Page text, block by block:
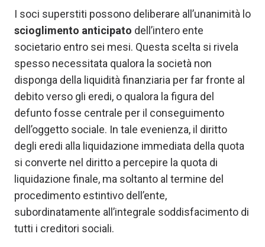
I soci superstiti possono deliberare all’unanimità lo
scioglimento anticipato dell’intero ente
societario entro sei mesi. Questa scelta si rivela
spesso necessitata qualora la società non
disponga della liquidità finanziaria per far fronte al
debito verso gli eredi, o qualora la figura del
defunto fosse centrale per il conseguimento
dell’oggetto sociale. In tale evenienza, il diritto
degli eredi alla liquidazione immediata della quota
si converte nel diritto a percepire la quota di
liquidazione finale, ma soltanto al termine del
procedimento estintivo dell’ente,
subordinatamente all’integrale soddisfacimento di
tutti i creditori sociali.